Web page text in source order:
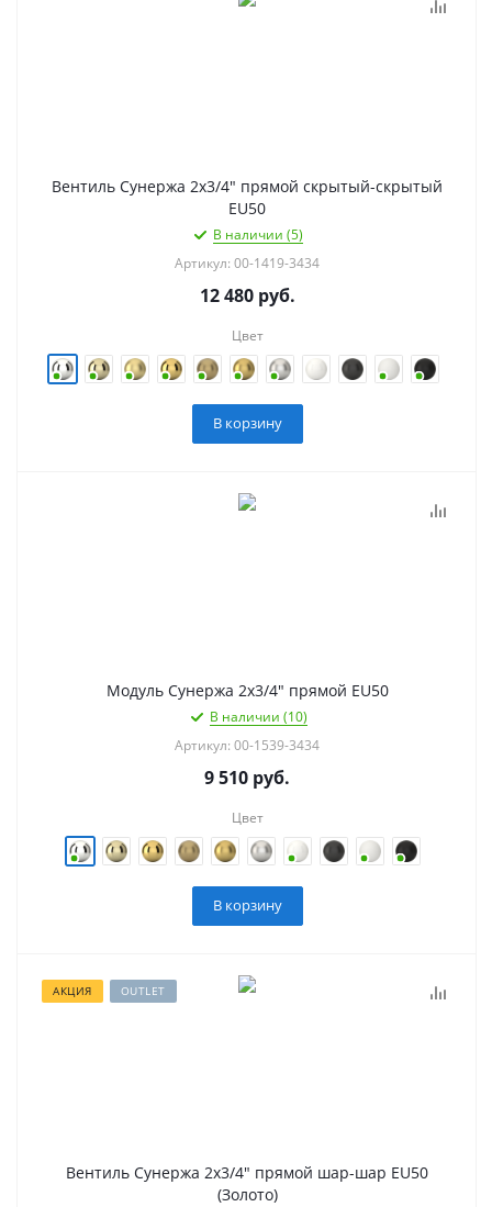
Вентиль Сунержа 2х3/4" прямой скрытый-скрытый
EU50
В наличии (5)
Артикул: 00-1419-3434
12 480руб.
Цвет
В корзину
Модуль Сунержа 2х3/4" прямой EU50
В наличии (10)
Артикул: 00-1539-3434
9 510 руб.
Цвет
В корзину
АКЦИЯ OUTLET
Вентиль Сунержа 2х3/4" прямой шар-шар EU50
(Золото)